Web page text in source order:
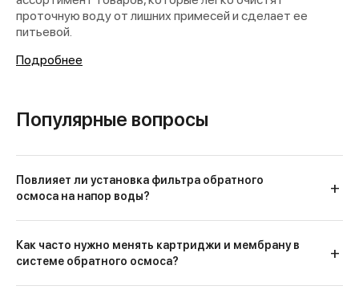
проточную воду от лишних примесей и сделает ее
питьевой.
Подробнее
Популярные вопросы
Повлияет ли установка фильтра обратного
осмоса на напор воды?
Как часто нужно менять картриджи и мембрану в
системе обратного осмоса?